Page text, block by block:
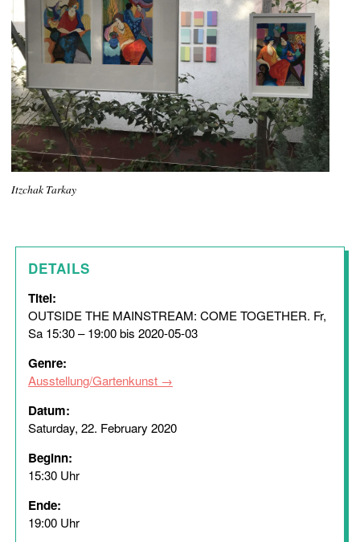
Itzchak Tarkay
DETAILS
Titel:
OUTSIDE THE MAINSTREAM: COME TOGETHER. Fr,
Sa 15:30 – 19:00 bis 2020-05-03
Genre:
Ausstellung/Gartenkunst
Datum:
Saturday, 22. February 2020
Beginn:
15:30 Uhr
Ende:
19:00 Uhr